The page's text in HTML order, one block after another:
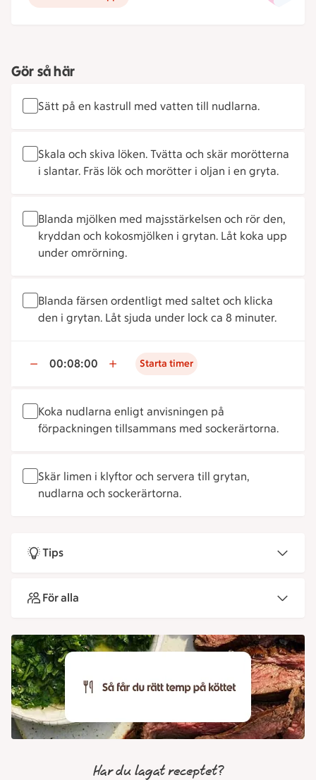
Gör så här
Sätt på en kastrull med vatten till nudlarna.
Skala och skiva löken. Tvätta och skär morötterna
i slantar. Fräs lök och morötter i oljan i en gryta.
Blanda mjölken med majsstärkelsen och rör den,
kryddan och kokosmjölken i grytan. Låt koka upp
under omrörning.
Blanda färsen ordentligt med saltet och klicka
den i grytan. Låt sjuda under lock ca 8 minuter.
00:08:00 Starta timer
Koka nudlarna enligt anvisningen på
förpackningen tillsammans med sockerärtorna.
Skär limen i klyftor och servera till grytan,
nudlarna och sockerärtorna.
Tips
För alla
Har du lagat receptet?